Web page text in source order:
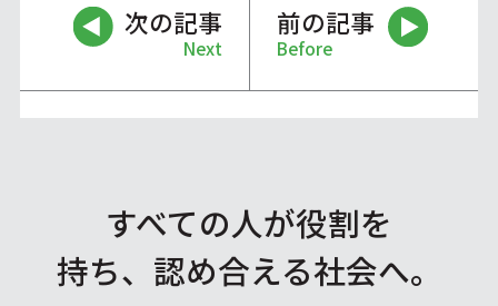
次の記事
Next
前の記事
Before
すべての人が役割を
持ち、認め合える社会へ。